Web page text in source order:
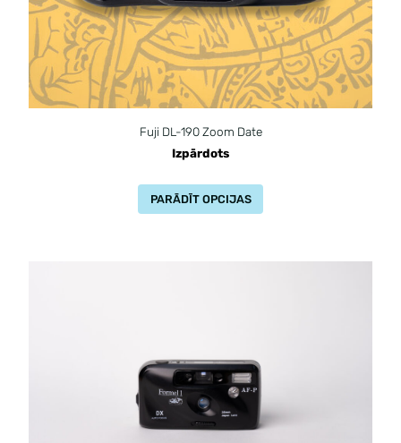
Fuji DL-190 Zoom Date
Izpārdots
PARĀDĪT OPCIJAS